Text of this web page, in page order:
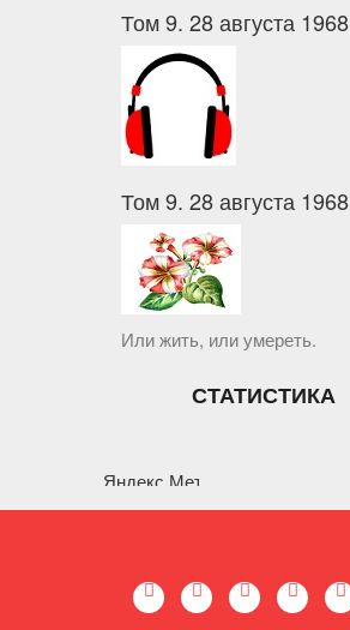
Том 9. 28 августа 1968
Том 9. 28 августа 1968
Или жить, или умереть.
СТАТИСТИКА